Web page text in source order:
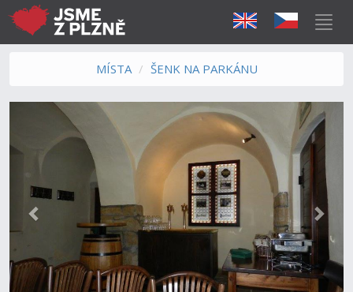
MÍSTA ŠENK NA PARKÁNU
Předchozí Další